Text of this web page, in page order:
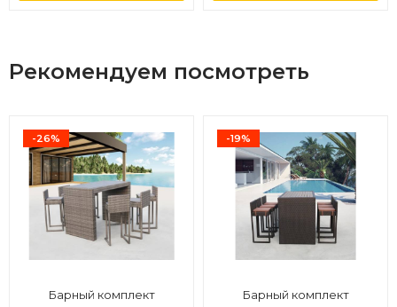
Рекомендуем посмотреть
-26%
Барный комплект
-19%
Барный комплект